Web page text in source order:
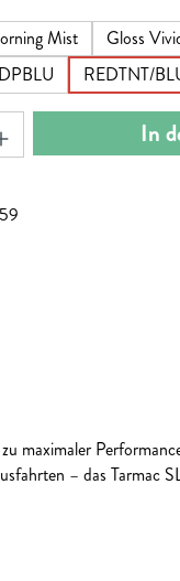
Mist
Gloss
REDTNT/
Gib den In
maximaler
– das Tarmac